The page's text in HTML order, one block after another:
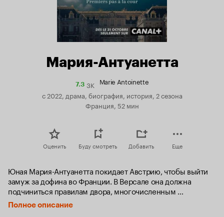
Мария-Антуанетта
7.3Рейтинг
Кинопоиска
7.3
3K Marie Antoinette
с 2022, драма, биография, история, 2 сезона
Франция, 52 мин
Оценить Буду смотреть Добавить Еще
Юная Мария-Антуанетта покидает Австрию, чтобы выйти
замуж за дофина во Франции. В Версале она должна
подчиниться правилам двора, многочисленным
и сложным. Принцесса страдает, что не может жить так,
как считает нужным, в то время как мать оказывает на нее
Полное описание